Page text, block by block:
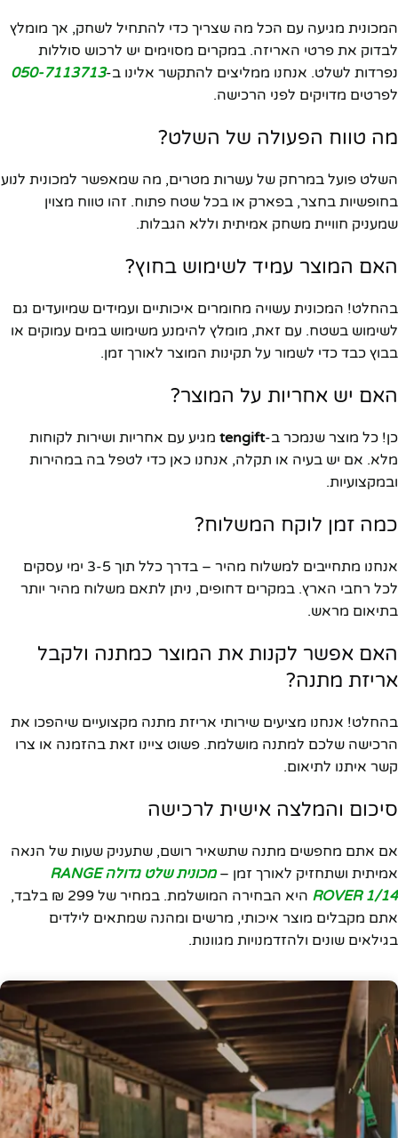
המכונית מגיעה עם הכל מה שצריך כדי להתחיל לשחק, אך מומלץ
לבדוק את פרטי האריזה. במקרים מסוימים יש לרכוש סוללות
נפרדות לשלט. אנחנו ממליצים להתקשר אלינו ב-050-7113713
לפרטים מדויקים לפני הרכישה.
מה טווח הפעולה של השלט?
השלט פועל במרחק של עשרות מטרים, מה שמאפשר למכונית לנוע
בחופשיות בחצר, בפארק או בכל שטח פתוח. זהו טווח מצוין
שמעניק חוויית משחק אמיתית וללא הגבלות.
האם המוצר עמיד לשימוש בחוץ?
בהחלט! המכונית עשויה מחומרים איכותיים ועמידים שמיועדים גם
לשימוש בשטח. עם זאת, מומלץ להימנע משימוש במים עמוקים או
בבוץ כבד כדי לשמור על תקינות המוצר לאורך זמן.
האם יש אחריות על המוצר?
כן! כל מוצר שנמכר ב-tengift מגיע עם אחריות ושירות לקוחות
מלא. אם יש בעיה או תקלה, אנחנו כאן כדי לטפל בה במהירות
ובמקצועיות.
כמה זמן לוקח המשלוח?
אנחנו מתחייבים למשלוח מהיר – בדרך כלל תוך 3-5 ימי עסקים
לכל רחבי הארץ. במקרים דחופים, ניתן לתאם משלוח מהיר יותר
בתיאום מראש.
האם אפשר לקנות את המוצר כמתנה ולקבל
אריזת מתנה?
בהחלט! אנחנו מציעים שירותי אריזת מתנה מקצועיים שיהפכו את
הרכישה שלכם למתנה מושלמת. פשוט ציינו זאת בהזמנה או צרו
קשר איתנו לתיאום.
סיכום והמלצה אישית לרכישה
אם אתם מחפשים מתנה שתשאיר רושם, שתעניק שעות של הנאה
אמיתית ושתחזיק לאורך זמן –
מכונית שלט גדולה RANGE
ROVER 1/14
היא הבחירה המושלמת. במחיר של 299 ₪ בלבד,
אתם מקבלים מוצר איכותי, מרשים ומהנה שמתאים לילדים
בגילאים שונים ולהזדמנויות מגוונות.